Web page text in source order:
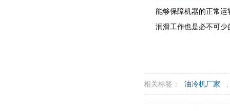
能够保障机器的正常
润滑工作也是必不可
相关标签： 油冷机厂家